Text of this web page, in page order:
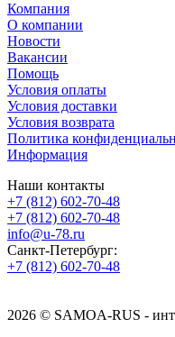
Компания
О компании
Новости
Вакансии
Помощь
Условия оплаты
Условия доставки
Условия возврата
Политика
Информация
Наши контакты
+7 (812) 602-70-48
+7 (812) 602-70-48
info@u-78.ru
Санкт-Петербург:
+7 (812) 602-70-48
2026 © SAMOA-RUS -